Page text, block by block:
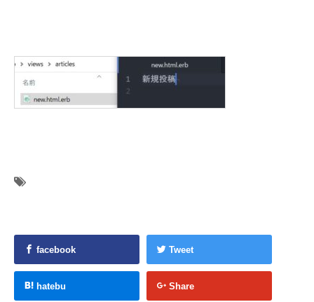
facebook Tweet
hatebu Share